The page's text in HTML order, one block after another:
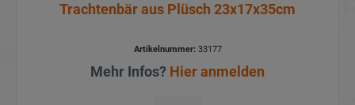
Trachtenbär aus Plüsch 23x17x35cm
Artikelnummer:33177
Mehr Infos? Hier anmelden